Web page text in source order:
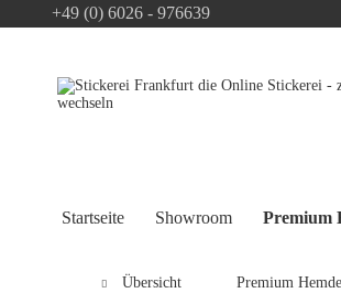
+49 (0) 6026 - 976639
Startseite Showroom Premium
Übersicht Premium